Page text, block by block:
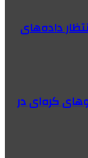
داده‌های
کره‌ای در